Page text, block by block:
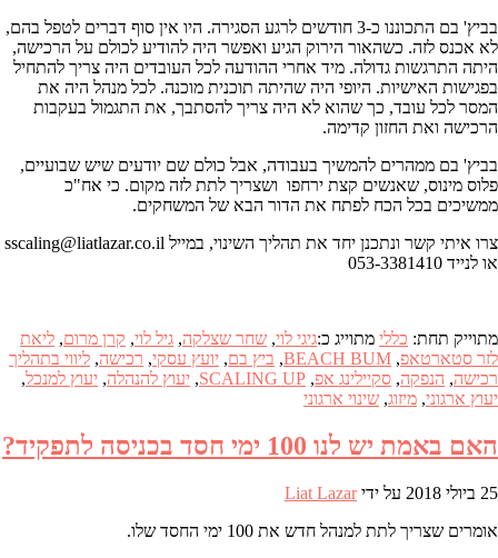
בביץ' בם התכוננו כ-3 חודשים לרגע הסגירה. היו אין סוף דברים לטפל בהם,
לא אכנס לזה. כשהאור הירוק הגיע ואפשר היה להודיע לכולם על הרכישה,
היתה התרגשות גדולה. מיד אחרי ההודעה לכל העובדים היה צריך להתחיל
בפגישות האישיות. היופי היה שהיתה תוכנית מוכנה. לכל מנהל היה את
המסר לכל עובד, כך שהוא לא היה צריך להסתבך, את התגמול בעקבות
הרכישה ואת החזון קדימה.
בביץ' בם ממהרים להמשיך בעבודה, אבל כולם שם יודעים שיש שבועיים,
פלוס מינוס, שאנשים קצת ירחפו ושצריך לתת לזה מקום. כי אח"כ
ממשיכים בכל הכח לפתח את הדור הבא של המשחקים.
צרו איתי קשר ונתכנן יחד את תהליך השינוי, במייל sscaling@liatlazar.co.il
או לנייד 053-3381410
מתוייק תחת: כללי מתוייג כ:גיגי לוי, שחר שצלקה, גיל לוי, קרן מרום, ליאת
לזר סטארטאפ,
BEACH BUM
, ביץ בם, יועץ עסקי, רכישה, ליווי בתהליך
רכישה, הנפקה, סקיילינג אפ,
SCALING UP
, יעוץ להנהלה, יעוץ למנכל,
יעוץ ארגוני, מיזוג, שינוי ארגוני
האם באמת יש לנו 100 ימי חסד בכניסה לתפקיד?
25 ביולי 2018 על ידיLiat Lazar
אומרים שצריך לתת למנהל חדש את 100 ימי החסד שלו.